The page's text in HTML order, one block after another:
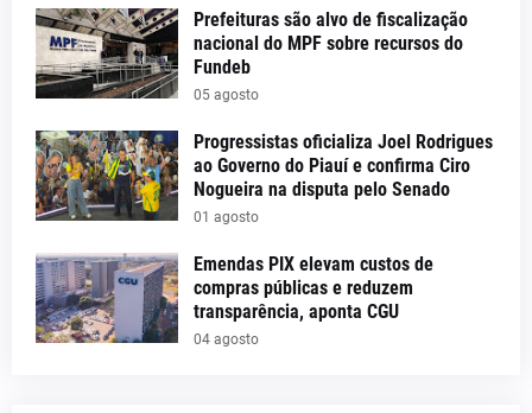
Prefeituras são alvo de fiscalização
nacional do MPF sobre recursos do
Fundeb
05 agosto
Progressistas oficializa Joel Rodrigues
ao Governo do Piauí e confirma Ciro
Nogueira na disputa pelo Senado
01 agosto
Emendas PIX elevam custos de
compras públicas e reduzem
transparência, aponta CGU
04 agosto